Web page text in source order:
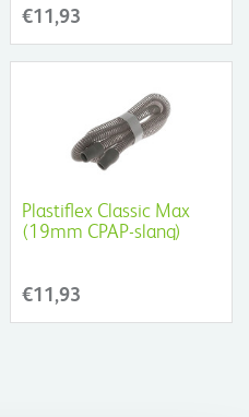
€11,93
Plastiflex Classic Max
(19mm CPAP-slang)
€11,93